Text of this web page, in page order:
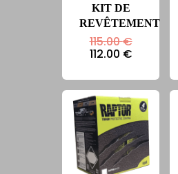
KIT DE
REVÊTEMENT
115.00€Le
prix
était :
115.00 €.
112.00 €Le
actuel
est :
112.00 €.